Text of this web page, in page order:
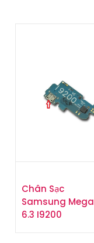
Chân Sạc
Samsung Mega
6.3 I9200